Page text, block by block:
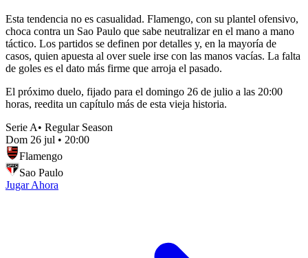
Esta tendencia no es casualidad. Flamengo, con su plantel ofensivo,
choca contra un Sao Paulo que sabe neutralizar en el mano a mano
táctico. Los partidos se definen por detalles y, en la mayoría de
casos, quien apuesta al over suele irse con las manos vacías. La falta
de goles es el dato más firme que arroja el pasado.
El próximo duelo, fijado para el domingo 26 de julio a las 20:00
horas, reedita un capítulo más de esta vieja historia.
Serie A• Regular Season
Dom 26 jul • 20:00
Flamengo
Sao Paulo
Jugar Ahora